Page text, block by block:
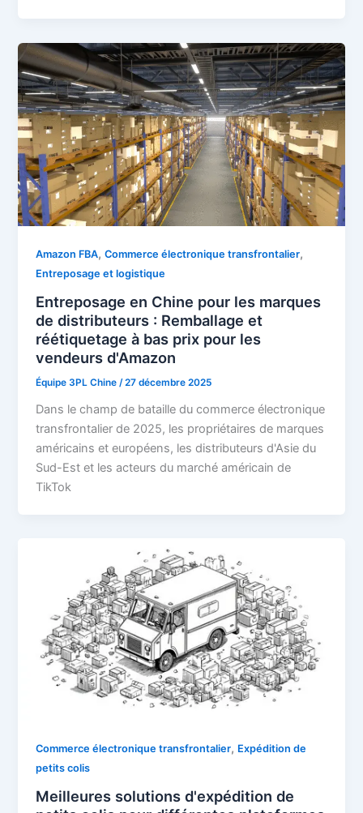
Amazon FBA,Commerce électronique transfrontalier,
Entreposage et logistique
Entreposage en Chine pour les marques
de distributeurs : Remballage et
réétiquetage à bas prix pour les
vendeurs d'Amazon
Équipe 3PL Chine /27 décembre 2025
Dans le champ de bataille du commerce électronique
transfrontalier de 2025, les propriétaires de marques
américains et européens, les distributeurs d'Asie du
Sud-Est et les acteurs du marché américain de
TikTok
Commerce électronique transfrontalier, Expédition de
petits colis
Meilleures solutions d'expédition de